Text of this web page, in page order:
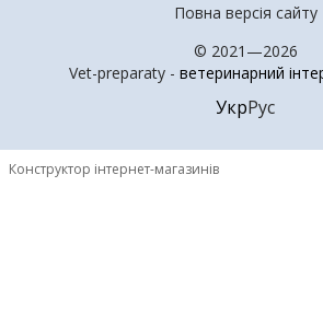
Повна версія сайту
© 2021—2026
Vet-preparaty - ветеринарний
УкрРус
Конструктор інтернет-магазинів